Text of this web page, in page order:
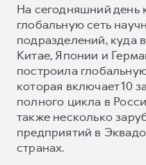
На сегодняшний день
глобальную сеть
подразделений, куда
Китае, Японии и
построила
которая включает 10
полного цикла в
также несколько
предприятий в
странах.